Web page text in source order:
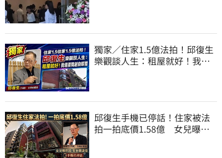
獨家／住家1.5億法拍！邱復生
樂觀談人生：租屋就好！我還
邱復生手機已停話！住家被法
拍一拍底價1.58億 女兒曝原